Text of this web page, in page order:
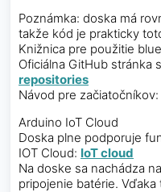
Poznámka: doska má
takže kód je prakticky
Knižnica pre použitie
Oficiálna GitHub stránka
repositories
Návod pre začiatočníkov:
Arduino IoT Cloud
Doska plne podporuje
IOT Cloud: IoT cloud
Na doske sa nachádza
pripojenie batérie.